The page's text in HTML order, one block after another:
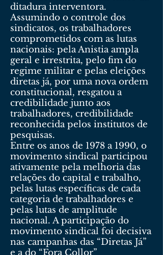
ditadura interventora.
Assumindo o controle dos
sindicatos, os trabalhadores
comprometidos com as lutas
nacionais: pela Anistia ampla
geral e irrestrita, pelo fim do
regime militar e pelas eleições
diretas já, por uma nova ordem
constitucional, resgatou a
credibilidade junto aos
trabalhadores, credibilidade
reconhecida pelos institutos de
pesquisas.
Entre os anos de 1978 a 1990, o
movimento sindical participou
ativamente pela melhoria das
relações do capital e trabalho,
pelas lutas específicas de cada
categoria de trabalhadores e
pelas lutas de amplitude
nacional. A participação do
movimento sindical foi decisiva
nas campanhas das “Diretas Já”
e a do “Fora Collor”